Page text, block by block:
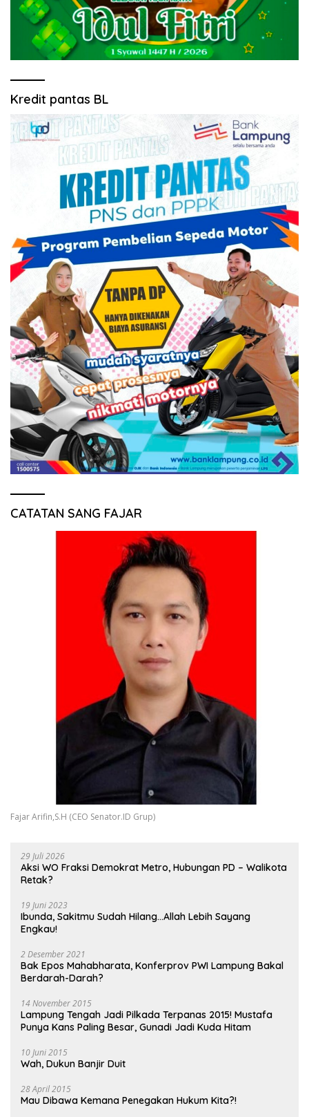
Kredit pantas BL
CATATAN SANG FAJAR
Fajar Arifin,S.H (CEO Senator.ID Grup)
29 Juli 2026
Aksi WO Fraksi Demokrat Metro, Hubungan PD – Walikota
Retak?
19 Juni 2023
Ibunda, Sakitmu Sudah Hilang…Allah Lebih Sayang
Engkau!
2 Desember 2021
Bak Epos Mahabharata, Konferprov PWI Lampung Bakal
Berdarah-Darah?
14 November 2015
Lampung Tengah Jadi Pilkada Terpanas 2015! Mustafa
Punya Kans Paling Besar, Gunadi Jadi Kuda Hitam
10 Juni 2015
Wah, Dukun Banjir Duit
28 April 2015
Mau Dibawa Kemana Penegakan Hukum Kita?!